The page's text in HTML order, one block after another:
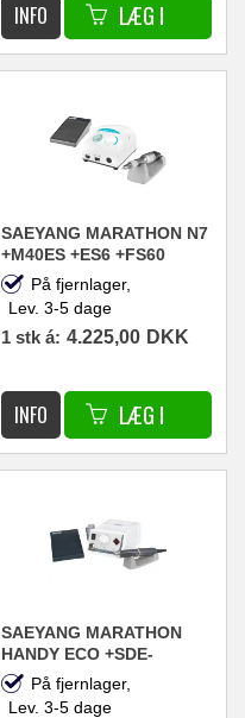
SAEYANG MARATHON N7
+M40ES +ES6 +FS60
NEGLEFRÆSER
40.000RPM 100W HVID
På fjernlager,
Lev. 3-5 dage
1 stk á: 4.225,00 DKK
SAEYANG MARATHON
HANDY ECO +SDE-
BM50M NEGLEFRÆSER
50.000RPM 60W
På fjernlager,
Lev. 3-5 dage